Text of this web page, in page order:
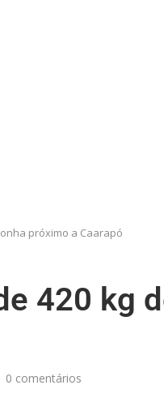
próximo a Caarapó
420 kg
0 comentários